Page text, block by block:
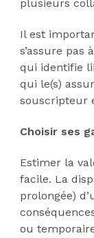
plusieurs
Il est
s’assure pas
qui identifie
qui le(s)
souscripteur
Choisir ses
Estimer la
facile. La
prolongée)
ou